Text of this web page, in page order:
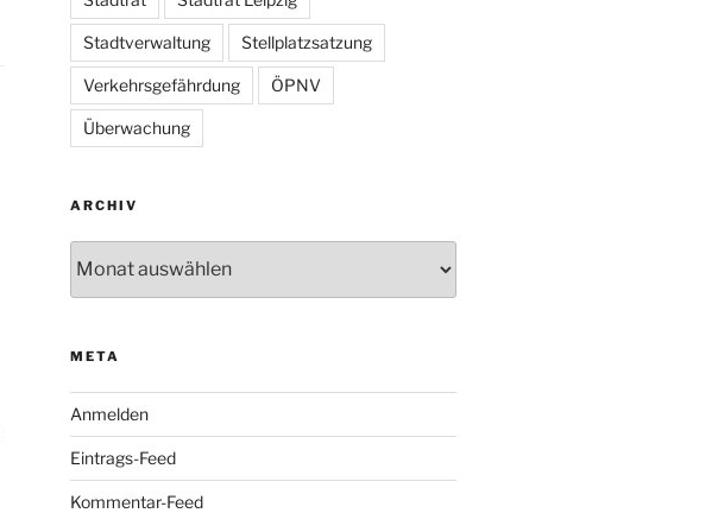
Stadtverwaltung Stellplatzsatzung
Verkehrsgefährdung ÖPNV
Überwachung
ARCHIV
META
Anmelden
Eintrags-Feed
Kommentar-Feed